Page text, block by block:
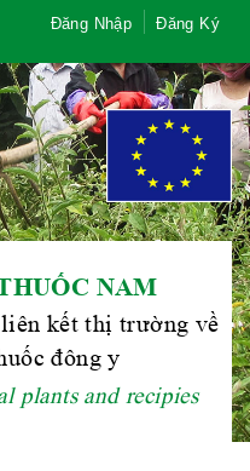
Đăng Nhập Đăng Ký
NAM
kết thị trường về
đông y
plants and recipies